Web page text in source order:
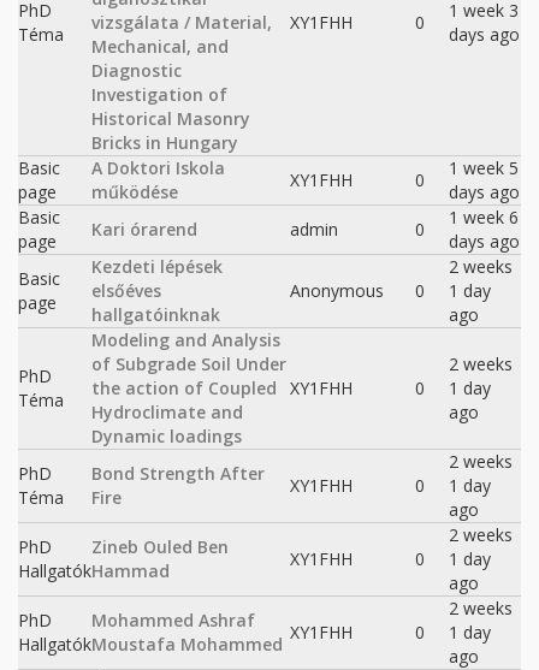
PhD
Téma
vizsgálata / Material,
Mechanical, and
Diagnostic
Investigation of
Historical Masonry
Bricks in Hungary
XY1FHH 0
1 week 3
days ago
Basic
page
A Doktori Iskola
működése
XY1FHH 0
1 week 5
days ago
Basic
page
Kari órarend admin 0
1 week 6
days ago
Basic
page
Kezdeti lépések
elsőéves
hallgatóinknak
Anonymous 0
2 weeks
1 day
ago
PhD
Téma
Modeling and Analysis
of Subgrade Soil Under
the action of Coupled
Hydroclimate and
Dynamic loadings
XY1FHH 0
2 weeks
1 day
ago
PhD
Téma
Bond Strength After
Fire
XY1FHH 0
2 weeks
1 day
ago
PhD
Hallgatók
Zineb Ouled Ben
Hammad
XY1FHH 0
2 weeks
1 day
ago
PhD
Hallgatók
Mohammed Ashraf
Moustafa Mohammed
XY1FHH 0
2 weeks
1 day
ago